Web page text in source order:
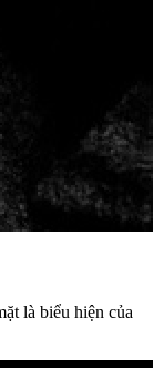
là biểu hiện của